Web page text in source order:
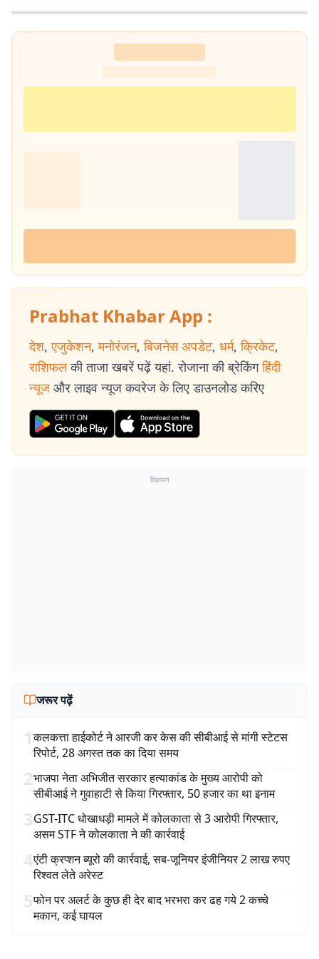
Prabhat Khabar App :
देश, एजुकेशन, मनोरंजन, बिजनेस अपडेट, धर्म, क्रिकेट,
राशिफल की ताजा खबरें पढ़ें यहां. रोजाना की ब्रेकिंग हिंदी
न्यूज और लाइव न्यूज कवरेज के लिए डाउनलोड करिए
विज्ञापन
जरूर पढ़ें
1कलकत्ता हाईकोर्ट ने आरजी कर केस की सीबीआई से मांगी स्टेटस
रिपोर्ट, 28 अगस्त तक का दिया समय
2भाजपा नेता अभिजीत सरकार हत्याकांड के मुख्य आरोपी को
सीबीआई ने गुवाहाटी से किया गिरफ्तार, 50 हजार का था इनाम
3GST-ITC धोखाधड़ी मामले में कोलकाता से 3 आरोपी गिरफ्तार,
असम STF ने कोलकाता ने की कार्रवाई
4एंटी क्रप्शन ब्यूरो की कार्रवाई, सब-जूनियर इंजीनियर 2 लाख रुपए
रिश्वत लेते अरेस्ट
5फोन पर अलर्ट के कुछ ही देर बाद भरभरा कर ढह गये 2 कच्चे
मकान, कई घायल